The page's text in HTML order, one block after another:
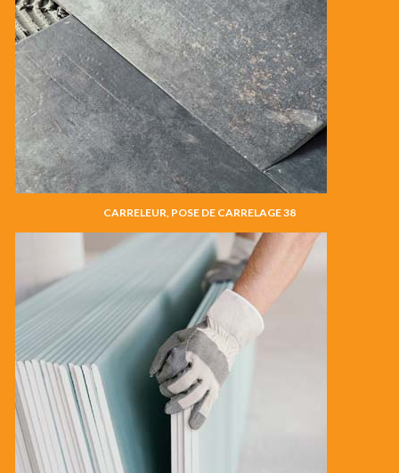
CARRELEUR, POSE DE CARRELAGE 38